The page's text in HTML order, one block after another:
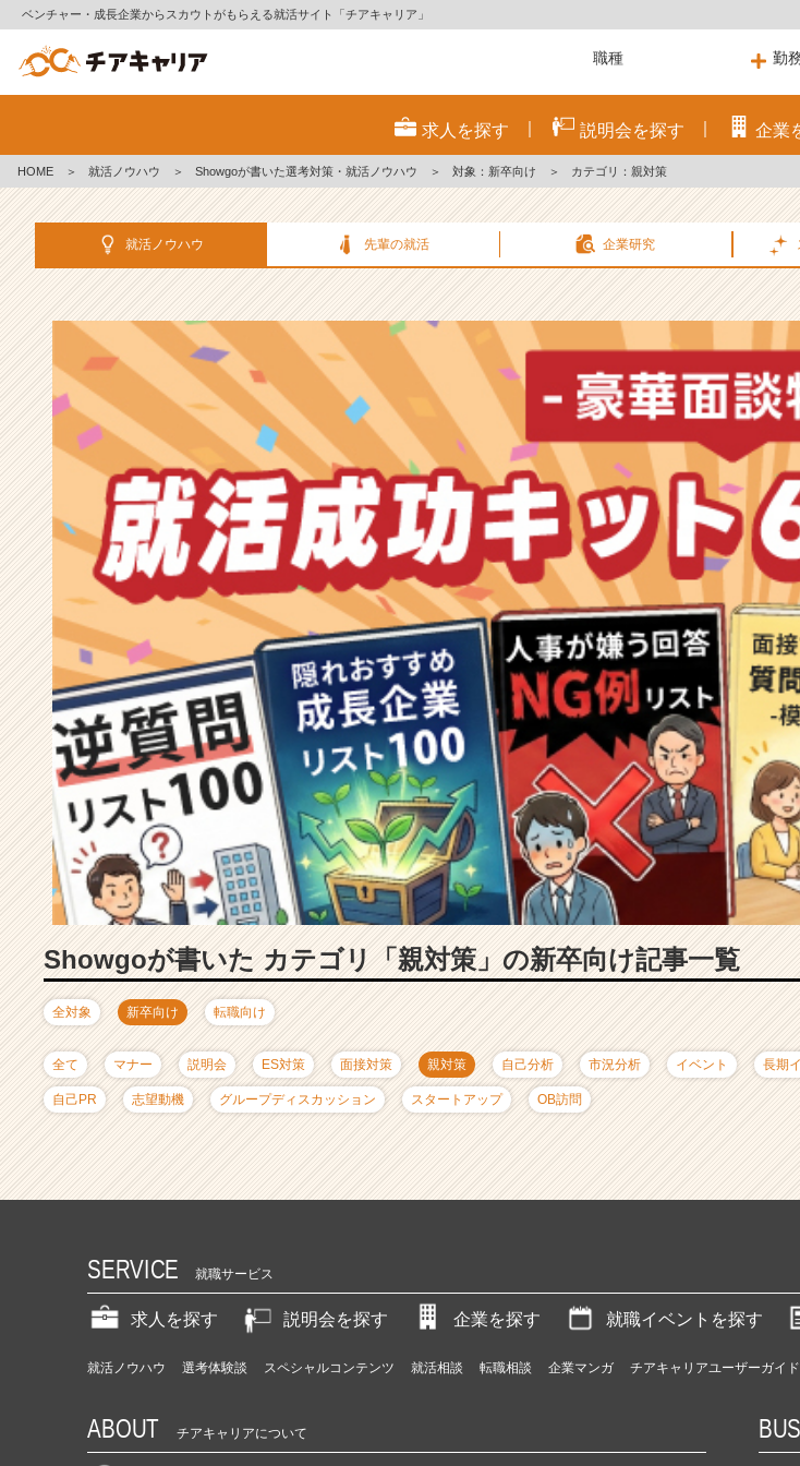
ベンチャー・成長企業からスカウトがもらえる就活サイト「チアキャリア」
策・
就
ノ
ハ
記
事
|
ベ
ン
チ
ー・
成
長
企
業
か
ら
カ
ウ
ト
が
届
く
就
サ
イ
ト
チ
キ
ャ
リ
ア
（C
h
e
e
r）
求人を探す 説明会を探す 企業
HOME ＞ 就活ノウハウ ＞ Showgoが書いた選考対策・就活ノウハウ ＞ 対象：新卒向け ＞ カテゴリ：親対策
就活ノウハウ 先輩の就活 企業研究
Showgoが書いた カテゴリ「親対策」の新卒向け記事一覧
全対象 新卒向け 転職向け
全て マナー 説明会 ES対策 面接対策 親対策 自己分析 市況分析 イベント 長期
自己PR 志望動機 グループディスカッション スタートアップ OB訪問
SERVICE 就職サービス
求人を探す 説明会を探す 企業を探す 就職イベントを探す
就活ノウハウ 選考体験談 スペシャルコンテンツ 就活相談 転職相談 企業マンガ チアキャリアユーザーガイド
ABOUT チアキャリアについて